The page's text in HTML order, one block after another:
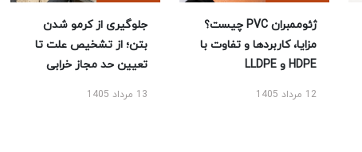
ژئوممبران PVC چیست؟
مزایا، کاربردها و تفاوت با
HDPE و LLDPE
12 مرداد 1405
جلوگیری از کرمو شدن
بتن؛ از تشخیص علت تا
تعیین حد مجاز خرابی
13 مرداد 1405